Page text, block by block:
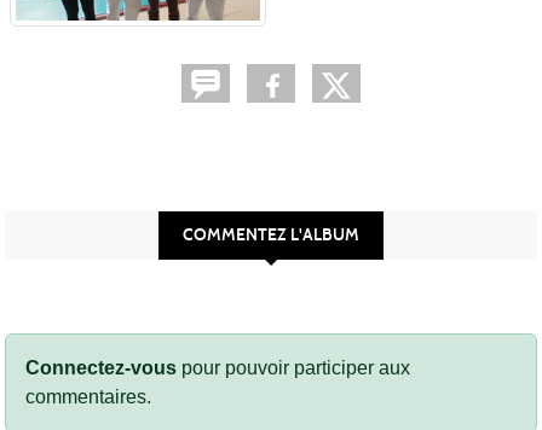
COMMENTEZ L'ALBUM
Connectez-vous pour pouvoir participer aux
commentaires.